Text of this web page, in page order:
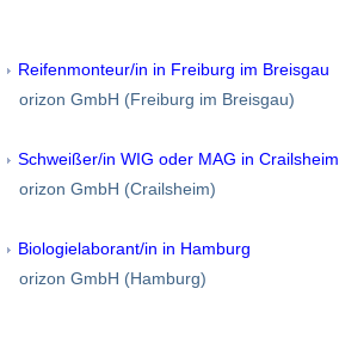
Reifenmonteur/in in Freiburg im Breisgau
orizon GmbH (Freiburg im Breisgau)
Schweißer/in WIG oder MAG in Crailsheim
orizon GmbH (Crailsheim)
Biologielaborant/in in Hamburg
orizon GmbH (Hamburg)